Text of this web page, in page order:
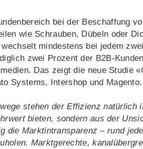
bei der Beschaffung
wie Schrauben, Dübeln oder
mindestens bei jedem
zwei Prozent der B2B-
Das zeigt die neue Studie
Systems, Intershop und Magento.
stehen der Effizienz natürlich
bieten, sondern aus der
die Marktintransparenz – rund
Marktgerechte,